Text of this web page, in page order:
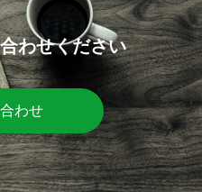
わせください
わせ